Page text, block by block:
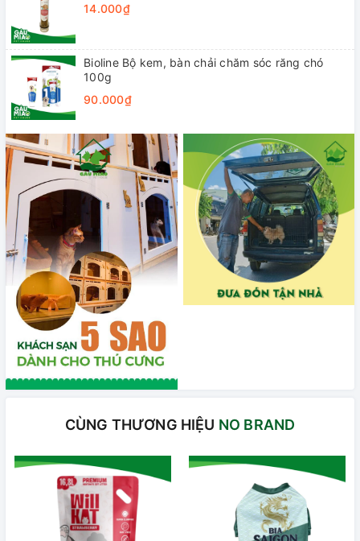
14.000₫
Bioline Bộ kem, bàn chải chăm sóc răng chó
100g
90.000₫
CÙNG THƯƠNG HIỆU NO BRAND